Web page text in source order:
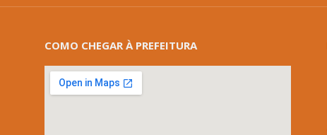
COMO CHEGAR À PREFEITURA